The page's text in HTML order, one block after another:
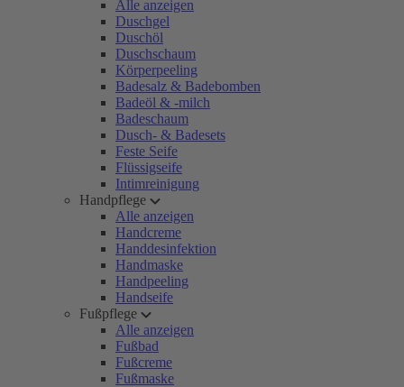
Alle anzeigen
Duschgel
Duschöl
Duschschaum
Körperpeeling
Badesalz & Badebomben
Badeöl & -milch
Badeschaum
Dusch- & Badesets
Feste Seife
Flüssigseife
Intimreinigung
Handpflege
Alle anzeigen
Handcreme
Handdesinfektion
Handmaske
Handpeeling
Handseife
Fußpflege
Alle anzeigen
Fußbad
Fußcreme
Fußmaske